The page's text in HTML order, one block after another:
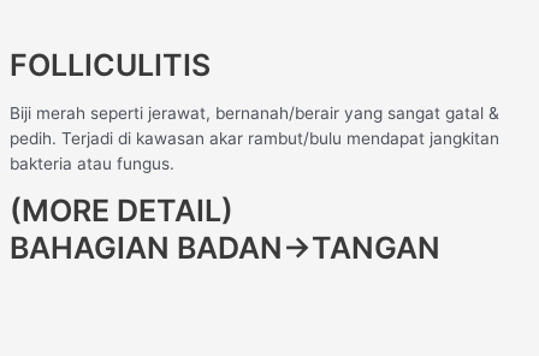
FOLLICULITIS
Biji merah seperti jerawat, bernanah/berair yang sangat gatal &
pedih. Terjadi di kawasan akar rambut/bulu mendapat jangkitan
bakteria atau fungus.
(MORE DETAIL)
BAHAGIAN BADAN→TANGAN